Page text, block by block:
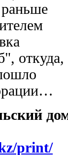
откуда,
print/